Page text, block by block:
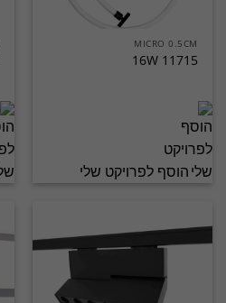
MICRO 0.5CM
11715 16W
הוסף לפרויקט שלי